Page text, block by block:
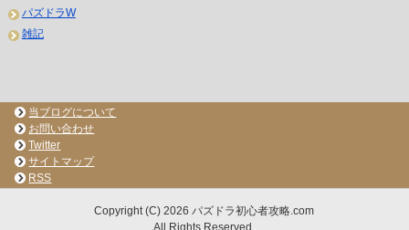
パズドラW
雑記
当ブログについて
お問い合わせ
Twitter
サイトマップ
RSS
Copyright (C) 2026 パズドラ初心者攻略.com
All Rights Reserved.